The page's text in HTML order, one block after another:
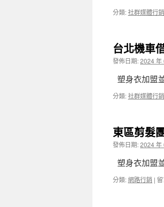
分類:社群媒體行銷
台北機車
發佈日期:2024 年
塑身衣加盟
分類:社群媒體行銷
東區剪髮
發佈日期:2024 年
塑身衣加盟
分類:網路行銷 | 在